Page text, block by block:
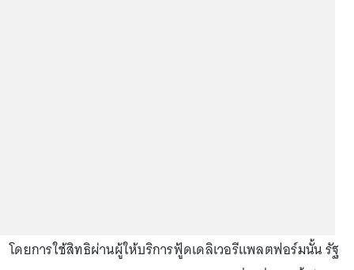
โดยการใช้สิทธิผ่านผู้ให้บริการฟู้ดเดลิเวอรีแพลตฟอร์มนั้น รัฐ